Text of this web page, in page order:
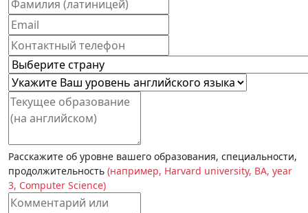
Расскажите об уровне вашего образования, специальности,
продолжительность (например, Harvard university, BA, year
3, Computer Science)